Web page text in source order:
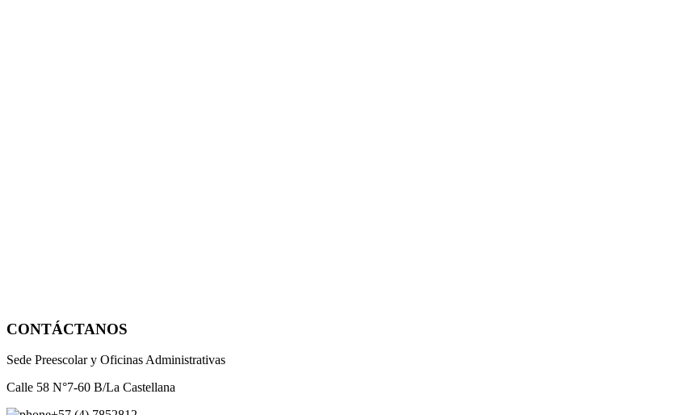
CONTÁCTANOS
Sede Preescolar y Oficinas Administrativas
Calle 58 N°7-60 B/La Castellana